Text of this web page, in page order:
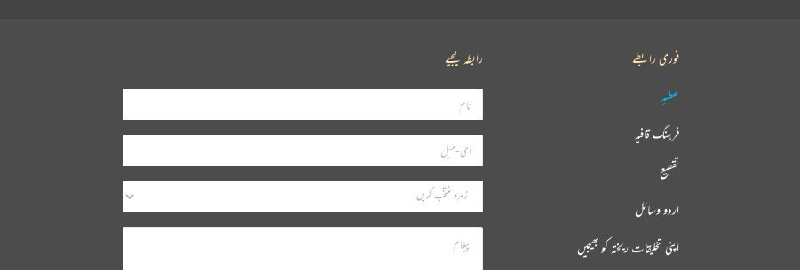
فوری رابطے
عطیہ
فرہنگ قافیہ
تقطیع
اردو وسائل
اپنی تخلیقات ریختہ کو بھیجیں
رابطہ کیجیے